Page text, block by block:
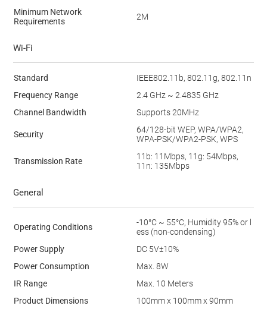
Minimum Network
Requirements
2M
Wi-Fi
Standard
IEEE802.11b, 802.11g, 802.11n
Frequency Range
2.4 GHz ~ 2.4835 GHz
Channel Bandwidth
Supports 20MHz
Security
64/128-bit WEP, WPA/WPA2,
WPA-PSK/WPA2-PSK, WPS
Transmission Rate
11b: 11Mbps, 11g: 54Mbps,
11n: 135Mbps
General
Operating Conditions
-10°C ~ 55°C, Humidity 95% or l
ess (non-condensing)
Power Supply
DC 5V±10%
Power Consumption
Max. 8W
IR Range
Max. 10 Meters
Product Dimensions
100mm x 100mm x 90mm